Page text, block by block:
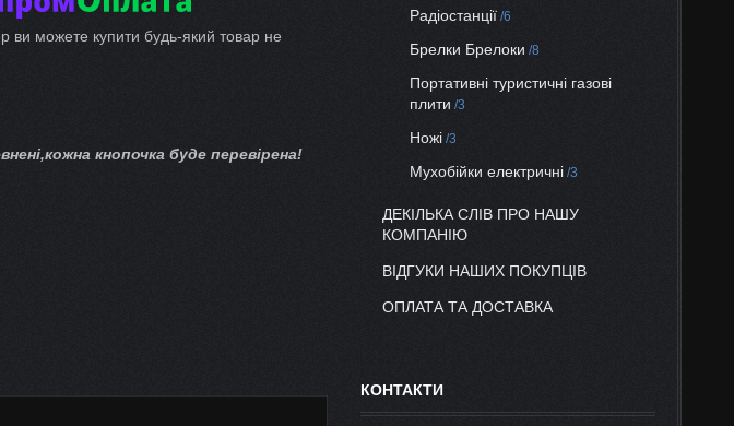
ви можете купити будь-який товар не
кнопочка буде перевірена!
Радіостанції 6
Брелки Брелоки 8
Портативні туристичні газові
плити 3
Ножі 3
Мухобійки електричні 3
ДЕКІЛЬКА СЛІВ ПРО НАШУ
КОМПАНІЮ
ВІДГУКИ НАШИХ ПОКУПЦІВ
ОПЛАТА ТА ДОСТАВКА
КОНТАКТИ